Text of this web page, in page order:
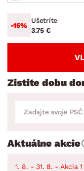
-15%
Ušetríte
3.75 €
Zistite dobu
Aktuálne akcie
1. 8. - 31. 8. - Akcia 1